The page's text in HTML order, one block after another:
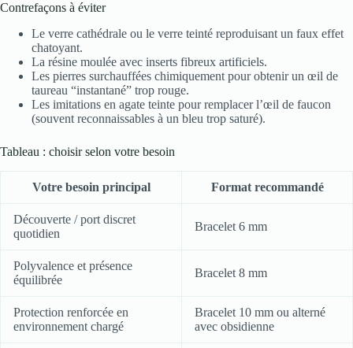
Contrefaçons à éviter
Le verre cathédrale ou le verre teinté reproduisant un faux effet
chatoyant.
La résine moulée avec inserts fibreux artificiels.
Les pierres surchauffées chimiquement pour obtenir un œil de
taureau “instantané” trop rouge.
Les imitations en agate teinte pour remplacer l’œil de faucon
(souvent reconnaissables à un bleu trop saturé).
Tableau : choisir selon votre besoin
Votre besoin principal Format recommandé
Découverte / port discret
quotidien
Bracelet 6 mm
Polyvalence et présence
équilibrée
Bracelet 8 mm
Protection renforcée en
environnement chargé
Bracelet 10 mm ou alterné
avec obsidienne